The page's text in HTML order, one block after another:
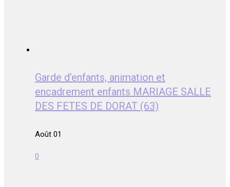
Garde d’enfants, animation et
encadrement enfants MARIAGE SALLE
DES FETES DE DORAT (63)
Août 01
0